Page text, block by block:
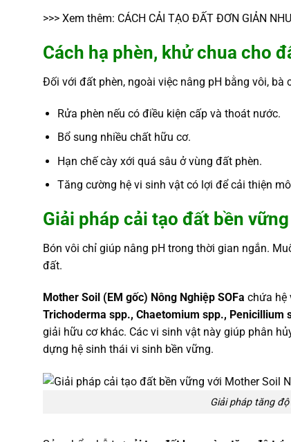
>>> Xem thêm: CÁCH CẢI TẠO ĐẤT ĐƠN GIẢN
Cách hạ phèn, khử chua cho
Đối với đất phèn, ngoài việc nâng pH bằng vôi, bà
Rửa phèn nếu có điều kiện cấp và thoát nước.
Bổ sung nhiều chất hữu cơ.
Hạn chế cày xới quá sâu ở vùng đất phèn.
Tăng cường hệ vi sinh vật có lợi để cải thiện
Giải pháp cải tạo đất bền
Bón vôi chỉ giúp nâng pH trong thời gian ngắn.
đất.
Mother Soil (EM gốc) Nông Nghiệp SOFa chứa hệ
Trichoderma spp., Chaetomium spp., Penicillium
giải hữu cơ khác. Các vi sinh vật này giúp phân
dựng hệ sinh thái vi sinh bền vững.
Giải pháp tăng